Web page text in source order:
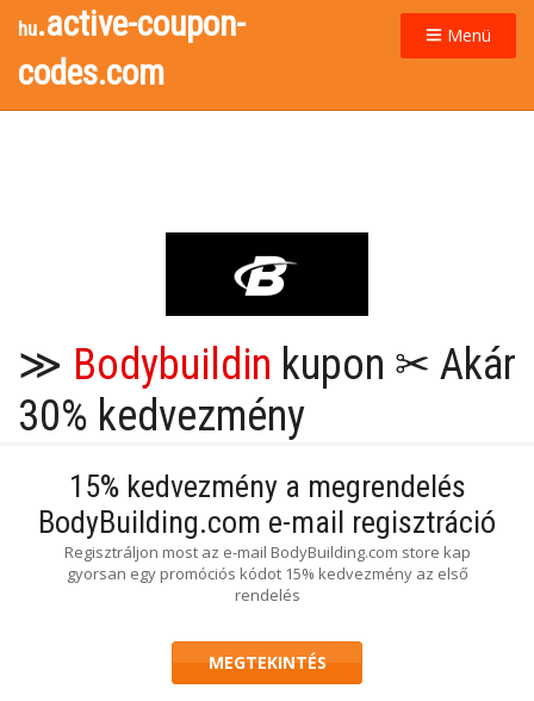
hu.active-coupon-
codes.com
Menü
≫ Bodybuildin kupon ✂ Akár
30% kedvezmény
15% kedvezmény a megrendelés
BodyBuilding.com e-mail regisztráció
Regisztráljon most az e-mail BodyBuilding.com store kap
gyorsan egy promóciós kódot 15% kedvezmény az első
rendelés
MEGTEKINTÉS